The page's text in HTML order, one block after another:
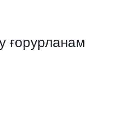
ғорурланам